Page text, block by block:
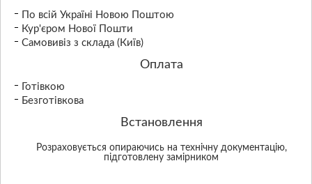
По всій Україні Новою Поштою
Кур'єром Нової Пошти
Самовивіз з склада (Київ)
Оплата
Готівкою
Безготівкова
Встановлення
Розраховується опираючись на технічну документацію,
підготовлену замірником